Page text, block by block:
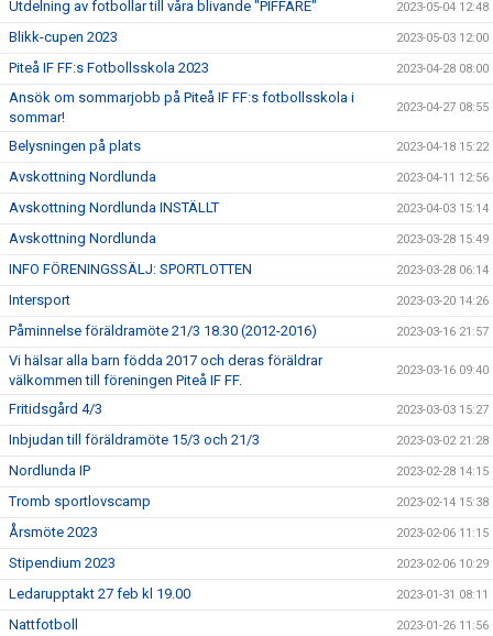
Utdelning av fotbollar till våra blivande "PIFFARE" 2023-05-04 12:48
Blikk-cupen 2023 2023-05-03 12:00
Piteå IF FF:s Fotbollsskola 2023 2023-04-28 08:00
Ansök om sommarjobb på Piteå IF FF:s fotbollsskola i
sommar!
2023-04-27 08:55
Belysningen på plats 2023-04-18 15:22
Avskottning Nordlunda 2023-04-11 12:56
Avskottning Nordlunda INSTÄLLT 2023-04-03 15:14
Avskottning Nordlunda 2023-03-28 15:49
INFO FÖRENINGSSÄLJ: SPORTLOTTEN 2023-03-28 06:14
Intersport 2023-03-20 14:26
Påminnelse föräldramöte 21/3 18.30 (2012-2016) 2023-03-16 21:57
Vi hälsar alla barn födda 2017 och deras föräldrar
välkommen till föreningen Piteå IF FF.
2023-03-16 09:40
Fritidsgård 4/3 2023-03-03 15:27
Inbjudan till föräldramöte 15/3 och 21/3 2023-03-02 21:28
Nordlunda IP 2023-02-28 14:15
Tromb sportlovscamp 2023-02-14 15:38
Årsmöte 2023 2023-02-06 11:15
Stipendium 2023 2023-02-06 10:29
Ledarupptakt 27 feb kl 19.00 2023-01-31 08:11
Nattfotboll 2023-01-26 11:56